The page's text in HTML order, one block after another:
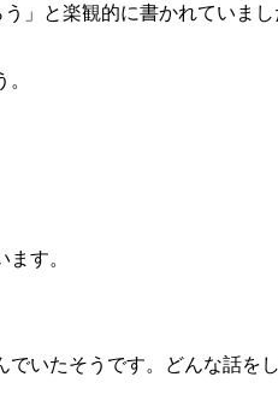
」と楽観的に書かれていま
す。
いたそうです。どんな話を